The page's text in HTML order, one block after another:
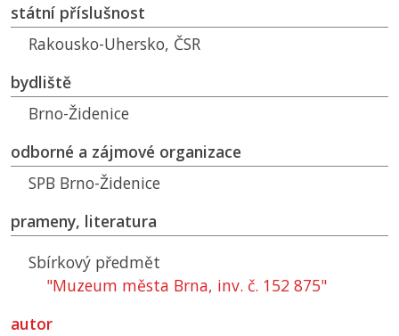
státní příslušnost
Rakousko-Uhersko, ČSR
bydliště
Brno-Židenice
odborné a zájmové organizace
SPB Brno-Židenice
prameny, literatura
Sbírkový předmět
"Muzeum města Brna, inv. č. 152 875"
autor